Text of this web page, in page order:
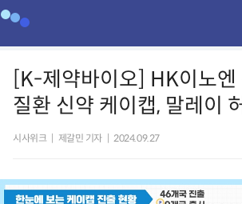
[K-제약바이오] HK이노엔
질환 신약 케이캡, 말레이
시사위크 제갈민 기자 2024.09.27